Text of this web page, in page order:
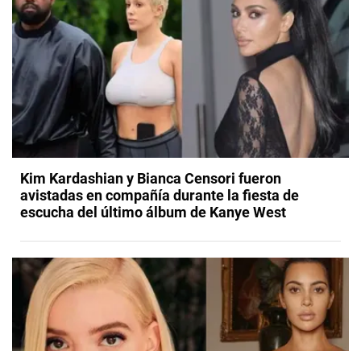
Kim Kardashian y Bianca Censori fueron
avistadas en compañía durante la fiesta de
escucha del último álbum de Kanye West